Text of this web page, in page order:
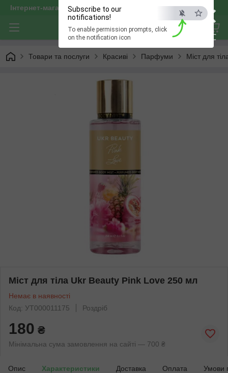
×
ESC
Subscribe to our
notifications!
To enable permission prompts, click
on the notification icon
Інтернет-магазин "optservis"
Товари та послуги Красиві Парфуми Міст для
Міст для тіла Ukr Beauty Pink Love 250 мл
Немає в наявності
Код: УТ000011175
Роздріб
180 ₴
Мінімальна сума замовлення на сайті — 700 ₴
Опис Характеристики Доставка Оплата Умови